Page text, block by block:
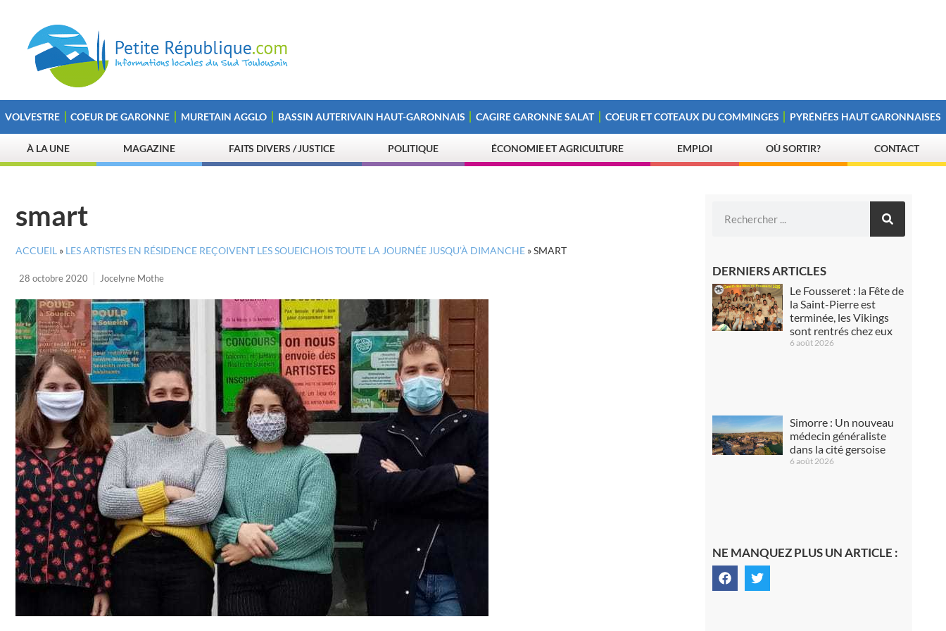
VOLVESTRE COEUR DE GARONNE MURETAIN AGGLO BASSIN AUTERIVAIN HAUT-GARONNAIS CAGIRE GARONNE SALAT COEUR ET COTEAUX DU COMMINGES PYRÉNÉES HAUT GARONNAISES
À LA UNE MAGAZINE FAITS DIVERS / JUSTICE POLITIQUE ÉCONOMIE ET AGRICULTURE EMPLOI OÙ SORTIR? CONTACT
smart
ACCUEIL » LES ARTISTES EN RÉSIDENCE REÇOIVENT LES SOUEICHOIS TOUTE LA JOURNÉE JUSQU’À DIMANCHE »SMART
28 octobre 2020 Jocelyne Mothe DERNIERS ARTICLES
Le Fousseret : la Fête de
la Saint-Pierre est
terminée, les Vikings
sont rentrés chez eux
6 août 2026
Simorre : Un nouveau
médecin généraliste
dans la cité gersoise
6 août 2026
NE MANQUEZ PLUS UN ARTICLE :